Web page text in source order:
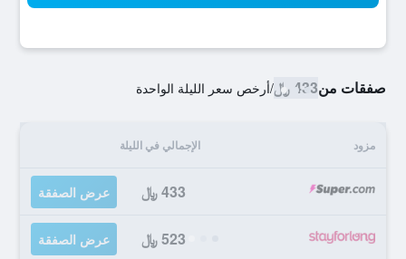
صفقات من433 ﷼ /أرخص سعر الليلة الواحدة
مزود الإجمالي في الليلة
433 ﷼ عرض الصفقة
523 ﷼ عرض الصفقة